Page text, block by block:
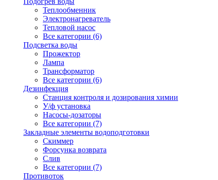
Теплообменник
Электронагреватель
Тепловой насос
Все категории (6)
Подсветка воды
Прожектор
Лампа
Трансформатор
Все категории (6)
Дезинфекция
Станция контроля и дозирования химии
У/ф установка
Насосы-дозаторы
Все категории (7)
Закладные элементы водоподготовки
Скиммер
Форсунка возврата
Слив
Все категории (7)
Противоток